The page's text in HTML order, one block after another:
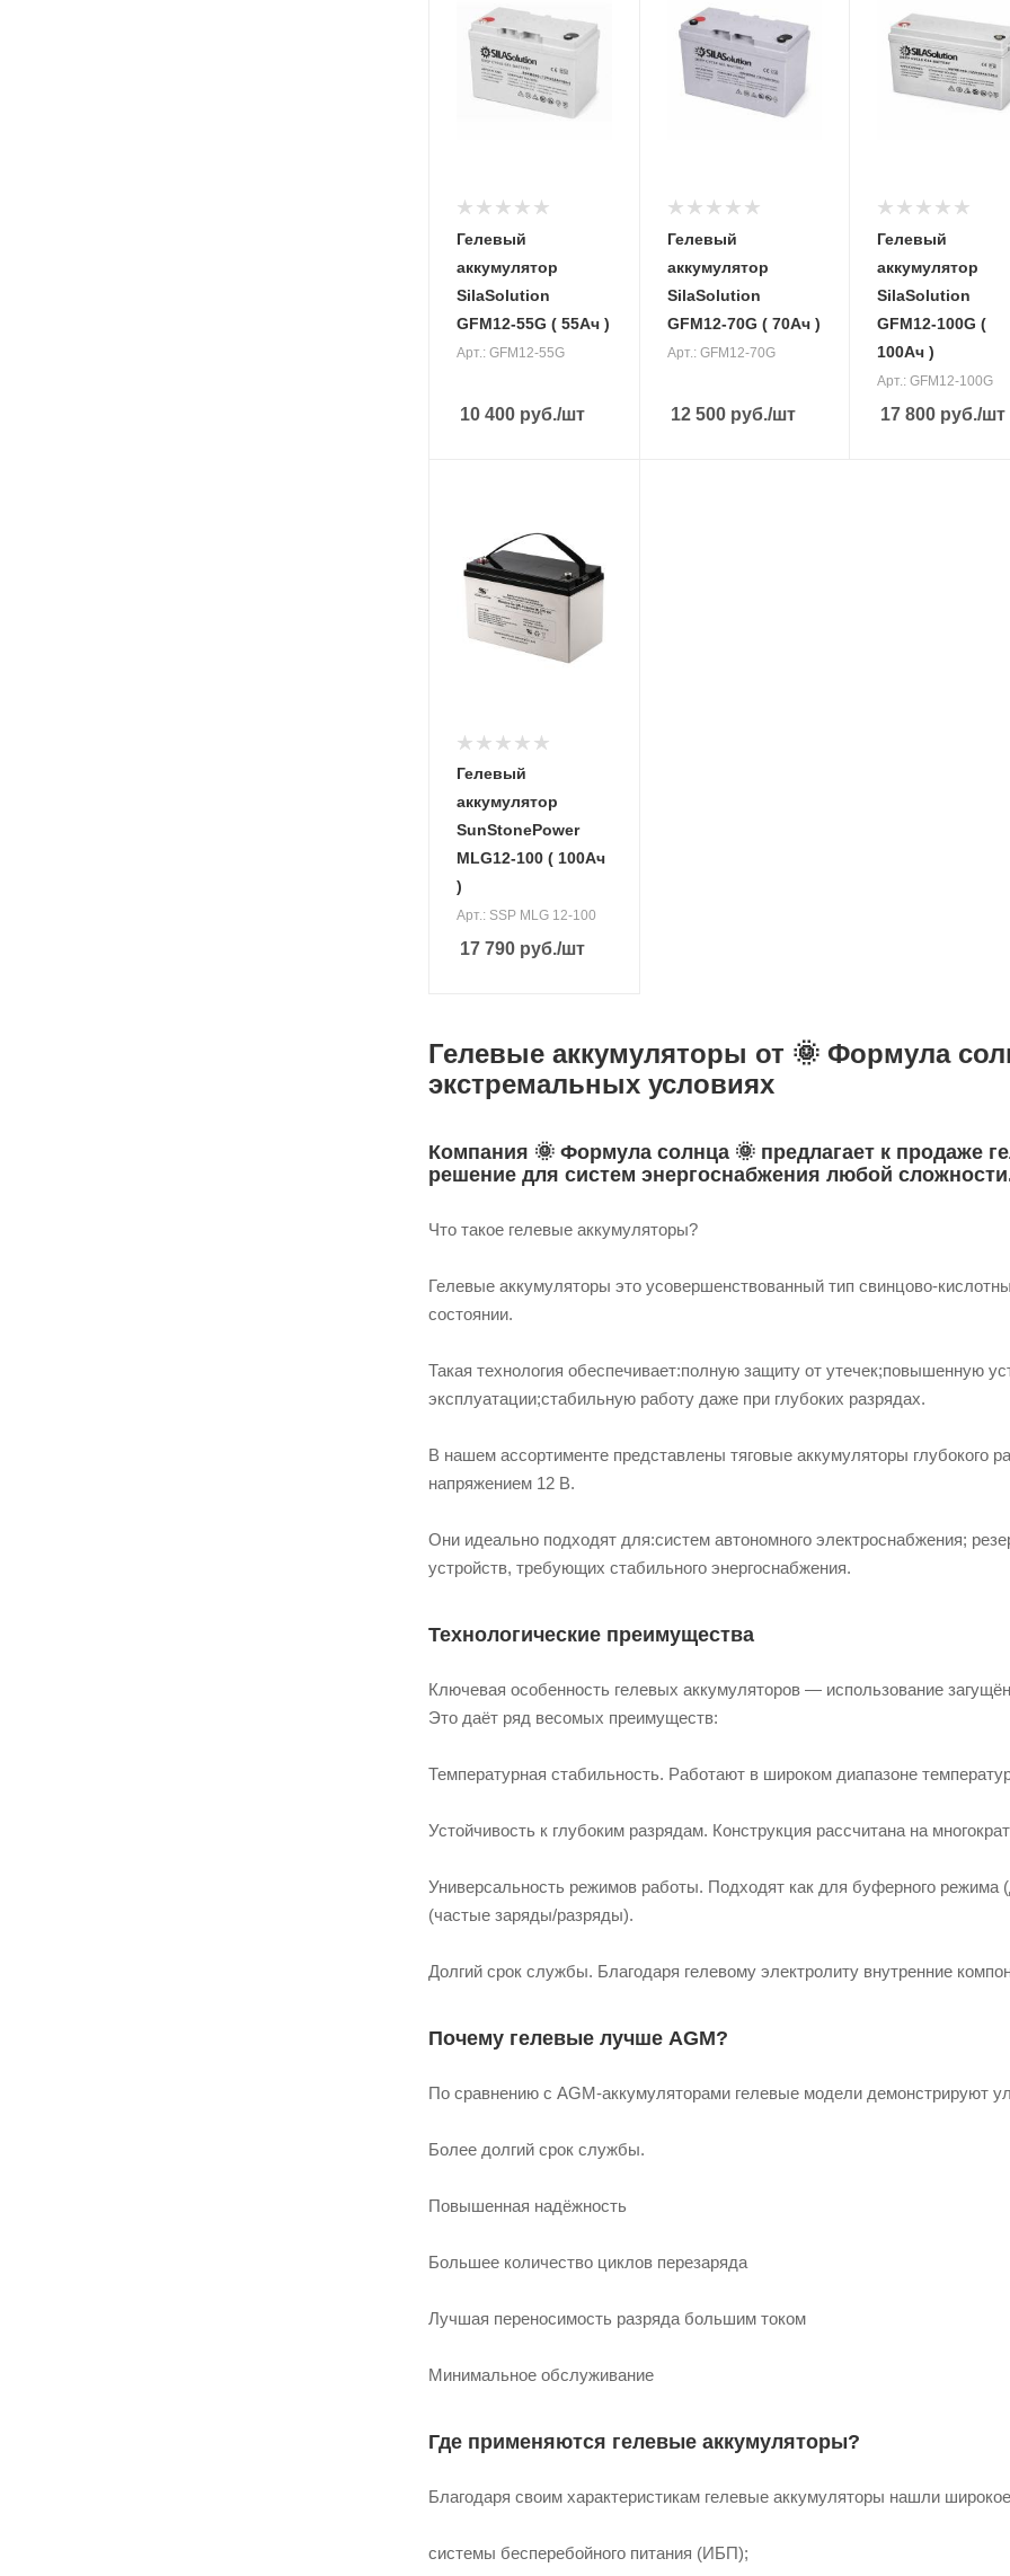
Ёмкость
аккумулятора
55 Ач
Гелевый
аккумулятор
SilaSolution
GFM12-55G ( 55Ач )
Арт.: GFM12-55G
10 400 руб./шт
Ёмкость
аккумулятора
(Ah)
Гелевый
аккумулятор
SilaSolution
GFM12-70G ( 70Ач )
Арт.: GFM12-70G
12 500руб./шт
Ёмкость
аккумулятора
(Ah)
Гелевый
аккумулятор
SilaSolution
GFM12-100G (
100Ач )
Арт.: GFM12-100G
17 800 руб./шт
Вес, кг
30,3 кг
Гелевый
аккумулятор
SunStonePower
MLG12-100 ( 100Ач
)
Арт.: SSP MLG 12-100
17 790 руб./шт
Гелевые аккумуляторы от 🌞 Формула
экстремальных условиях
Компания 🌞 Формула солнца 🌞 предлагает к продаже
решение для систем энергоснабжения любой
Что такое гелевые аккумуляторы?
Гелевые аккумуляторы это усовершенствованный тип
состоянии.
Такая технология обеспечивает:полную защиту от утечек;повышенную
эксплуатации;стабильную работу даже при глубоких разрядах.
В нашем ассортименте представлены тяговые аккумуляторы глубокого
напряжением 12 В.
Они идеально подходят для:систем автономного электроснабжения;
устройств, требующих стабильного энергоснабжения.
Технологические преимущества
Ключевая особенность гелевых аккумуляторов — использование
Это даёт ряд весомых преимуществ:
Температурная стабильность. Работают в широком диапазоне
Устойчивость к глубоким разрядам. Конструкция рассчитана на
Универсальность режимов работы. Подходят как для буферного режима
(частые заряды/разряды).
Долгий срок службы. Благодаря гелевому электролиту внутренние
Почему гелевые лучше AGM?
По сравнению с AGM‑аккумуляторами гелевые модели демонстрируют
Более долгий срок службы.
Повышенная надёжность
Большее количество циклов перезаряда
Лучшая переносимость разряда большим током
Минимальное обслуживание
Где применяются гелевые аккумуляторы?
Благодаря своим характеристикам гелевые аккумуляторы нашли
системы бесперебойного питания (ИБП);